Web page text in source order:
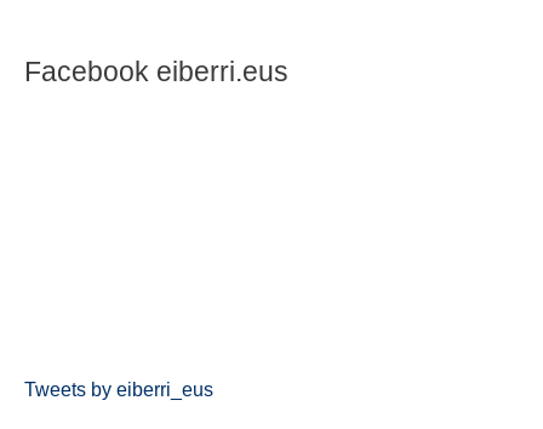
Facebook eiberri.eus
Tweets by eiberri_eus